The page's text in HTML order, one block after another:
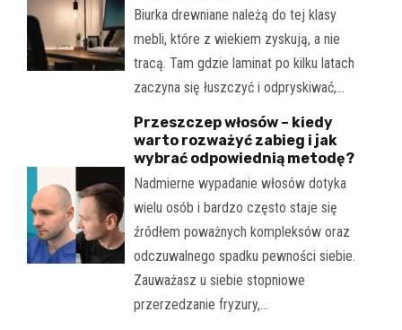
Biurka drewniane należą do tej klasy
mebli, które z wiekiem zyskują, a nie
tracą. Tam gdzie laminat po kilku latach
zaczyna się łuszczyć i odpryskiwać,…
Przeszczep włosów – kiedy
warto rozważyć zabieg i jak
wybrać odpowiednią metodę?
Nadmierne wypadanie włosów dotyka
wielu osób i bardzo często staje się
źródłem poważnych kompleksów oraz
odczuwalnego spadku pewności siebie.
Zauważasz u siebie stopniowe
przerzedzanie fryzury,…